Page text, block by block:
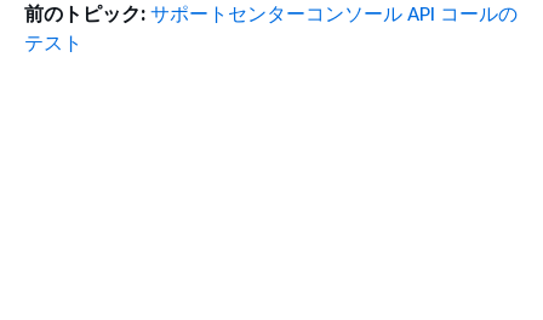
前のトピック: サポートセンターコンソール API コールの
テスト